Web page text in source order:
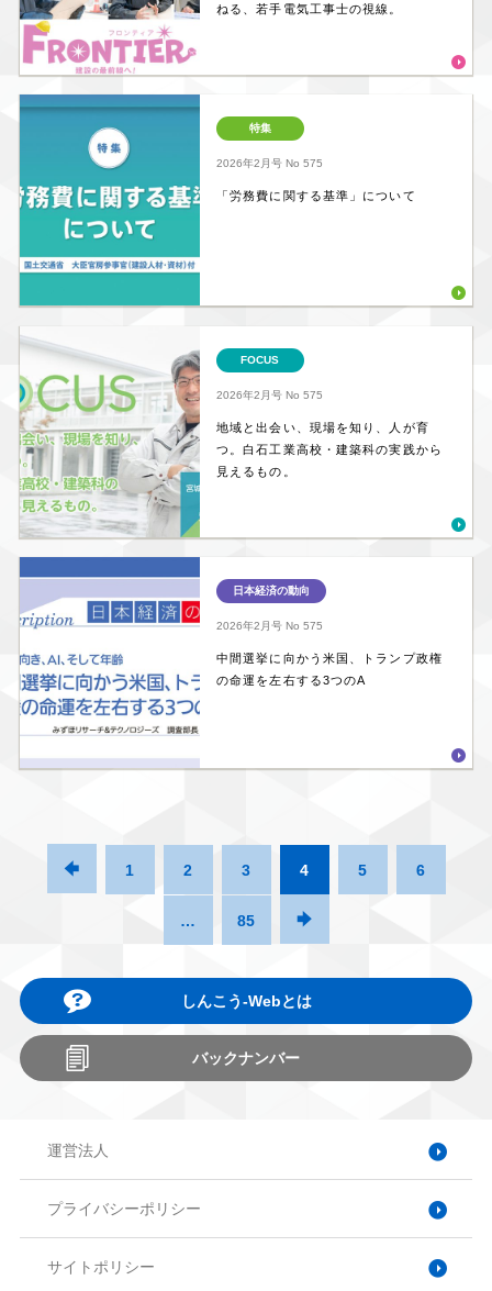
ねる、若手電気工事士の視線。
特集
2026年2月号No 575
「労務費に関する基準」について
FOCUS
2026年2月号No 575
地域と出会い、現場を知り、人が育
つ。白石工業高校・建築科の実践から
見えるもの。
日本経済の動向
2026年2月号No 575
中間選挙に向かう米国、トランプ政権
の命運を左右する3つのA
 1 2 3 4 5 6
… 85 
しんこう-Webとは
バックナンバー
運営法人
プライバシーポリシー
サイトポリシー